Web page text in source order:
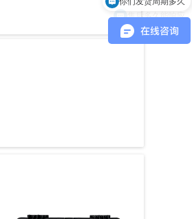
售后多久能响应